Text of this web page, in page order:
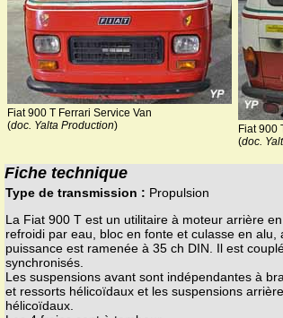
Fiat 900 T Ferrari Service Van
(doc. Yalta Production)
Fiat 900
(doc.
Fiche technique
Type de transmission : Propulsion
La Fiat 900 T est un utilitaire à moteur arrière
refroidi par eau, bloc en fonte et culasse en
puissance est ramenée à 35 ch DIN. Il est
synchronisés.
Les suspensions avant sont indépendantes à
et ressorts hélicoïdaux et les suspensions
hélicoïdaux.